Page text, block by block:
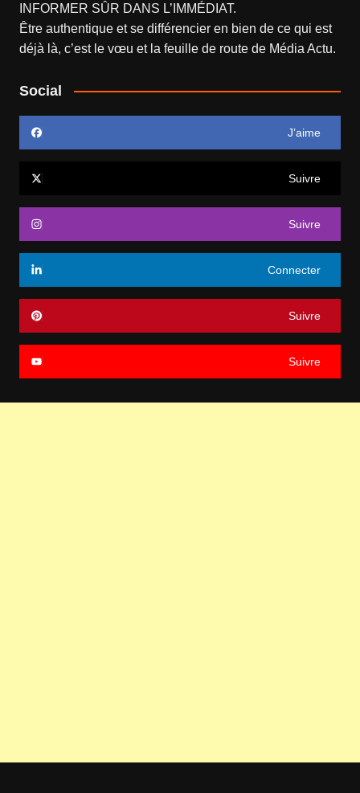
INFORMER SÛR DANS L’IMMÉDIAT.
Être authentique et se différencier en bien de ce qui est
déjà là, c’est le vœu et la feuille de route de Média Actu.
Social
J’aime
Suivre
Suivre
Connecter
Suivre
Suivre